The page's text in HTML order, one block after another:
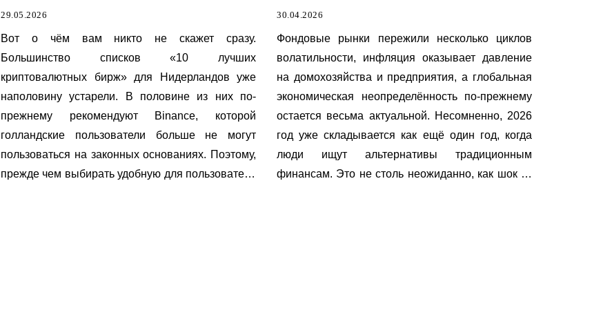
Нидерландах
29.05.2026
Вот о чём вам никто не скажет сразу.
Большинство списков «10 лучших
криптовалютных бирж» для Нидерландов уже
наполовину устарели. В половине из них по-
прежнему рекомендуют Binance, которой
голландские пользователи больше не могут
пользоваться на законных основаниях. Поэтому,
прежде чем выбирать удобную для пользователя
зарабатывать на Sky, Compound,
Aave, Curve и Synthetix
30.04.2026
Фондовые рынки пережили несколько циклов
волатильности, инфляция оказывает давление
на домохозяйства и предприятия, а глобальная
экономическая неопределённость по-прежнему
остается весьма актуальной. Несомненно, 2026
год уже складывается как ещё один год, когда
люди ищут альтернативы традиционным
финансам. Это не столь неожиданно, как шок от